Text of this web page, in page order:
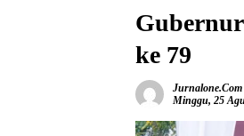
ke 79
Jurnalone.com
Minggu, 25